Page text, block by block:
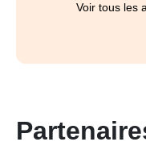
Voir tous les